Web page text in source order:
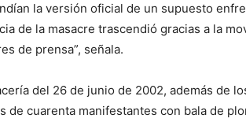
la versión oficial de un supuesto
de la masacre trascendió gracias a la
de prensa”, señala.
del 26 de junio de 2002, además de
de cuarenta manifestantes con bala de